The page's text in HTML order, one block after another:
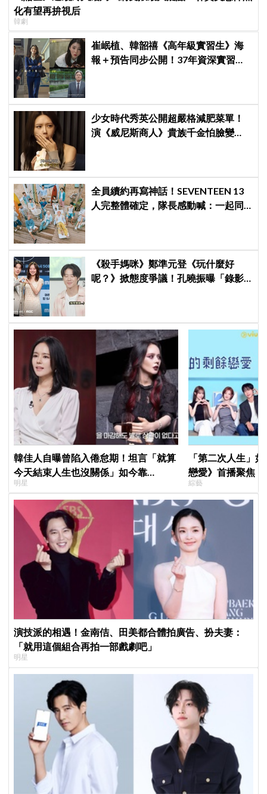
化有望再拚視后
韓劇
崔岷植、韓韶禧《高年級實習生》海
報＋預告同步公開！37年資深實習生
少女時代秀英公開超嚴格減肥菜單！
演《威尼斯商人》貴族千金怕臉變
全員續約再寫神話！SEVENTEEN 13
人完整體確定，隊長感動喊：一起同
《殺手媽咪》鄭準元登《玩什麼好
呢？》掀態度爭議！孔曉振曝「錄影
韓佳人自曝曾陷入倦怠期！坦言「就算
今天結束人生也沒關係」如今靠
YouTube重拾生活樂趣
明星
「第二次人生」
戀愛》首播聚焦
全場淚崩，初見
綜藝
演技派的相遇！金南佶、田美都合體拍廣告、扮夫妻：
「就用這個組合再拍一部戲劇吧」
明星